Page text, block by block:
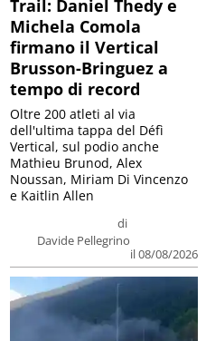
Trail: Daniel Thedy e
Michela Comola
firmano il Vertical
Brusson-Bringuez a
tempo di record
di
Davide Pellegrino
il 08/08/2026
Oltre 200 atleti al via
dell'ultima tappa del Défì
Vertical, sul podio anche
Mathieu Brunod, Alex
Noussan, Miriam Di Vincenzo
e Kaitlin Allen